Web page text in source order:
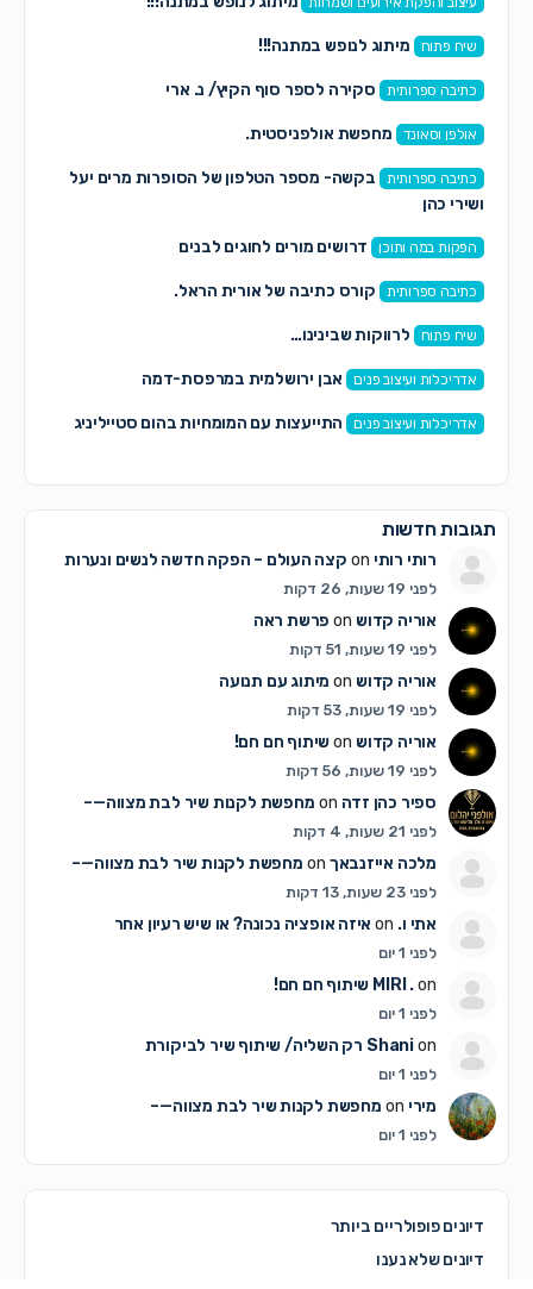
שיח פתוח מיתוג לנופש במתנה!!!
כתיבה ספרותית סקירה לספר סוף הקיץ/ נ. ארי
אולפן וסאונד מחפשת אולפניסטית.
כתיבה ספרותית
בקשה- מספר הטלפון של הסופרות מרים יעל
ושירי כהן
הפקות במה ותוכן דרושים מורים לחוגים לבנים
כתיבה ספרותית קורס כתיבה של אורית הראל.
שיח פתוח לרווקות שבינינו…
אדריכלות ועיצוב פנים אבן ירושלמית במרפסת-דמה
אדריכלות ועיצוב פנים התייעצות עם המומחיות בהום סטייליניג
תגובות חדשות
רותי רותיon קצה העולם – הפקה חדשה לנשים ונערות
לפני 19 שעות, 26 דקות
אוריה קדושon פרשת ראה
לפני 19 שעות, 51 דקות
אוריה קדושon מיתוג עם תנועה
לפני 19 שעות, 53 דקות
אוריה קדושon שיתוף חם חם!
לפני 19 שעות, 56 דקות
ספיר כהן זדהon מחפשת לקנות שיר לבת מצווה—–
לפני 21 שעות, 4 דקות
מלכה אייזנבאךon מחפשת לקנות שיר לבת מצווה—–
לפני 23 שעות, 13 דקות
אתי ו.on איזה אופציה נכונה? או שיש רעיון אחר
לפני 1 יום
MIRI .on שיתוף חם חם!
לפני 1 יום
Shanion רק השליה/ שיתוף שיר לביקורת
לפני 1 יום
מיריon מחפשת לקנות שיר לבת מצווה—–
לפני 1 יום
דיונים פופולריים ביותר
דיונים שלא נענו